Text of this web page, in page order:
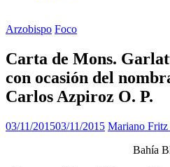
Arzobispo Foco
Carta de Mons.
con ocasión del
Carlos Azpiroz O. P.
03/11/201503/11/2015 Mariano Fritz
Bahía